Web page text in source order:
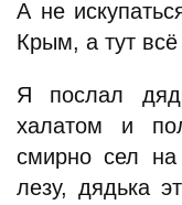
А не
Крым, а тут
Я послал
халатом и
смирно сел
лезу, дядька